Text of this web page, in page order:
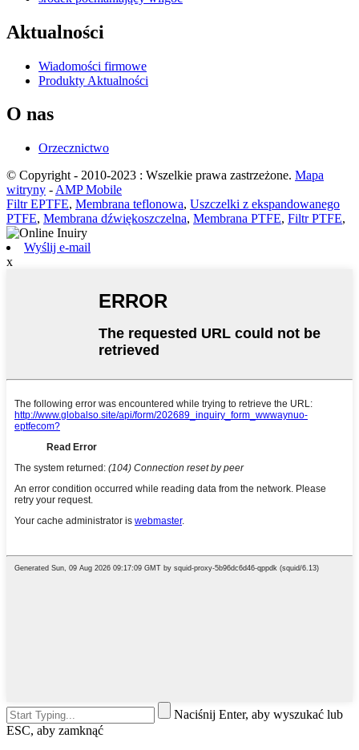
Aktualności
Wiadomości firmowe
Produkty Aktualności
O nas
Orzecznictwo
© Copyright - 2010-2023 : Wszelkie prawa zastrzeżone. Mapa
witryny - AMP Mobile
Filtr EPTFE, Membrana teflonowa, Uszczelki z ekspandowanego
PTFE, Membrana dźwiękoszczelna, Membrana PTFE, Filtr PTFE,
Wyślij e-mail
x
Naciśnij Enter, aby wyszukać lub
ESC, aby zamknąć